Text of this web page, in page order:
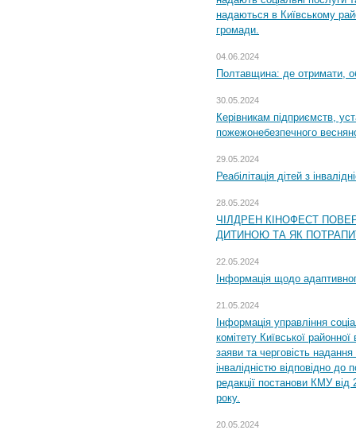
надаються в Київському
громади.
04.06.2024
Полтавщина: де отримати,
30.05.2024
Керівникам підприємств,
пожежонебезпечного
29.05.2024
Реабілітація дітей з
28.05.2024
ЧІЛДРЕН КІНОФЕСТ
ДИТИНОЮ ТА ЯК
22.05.2024
Інформація щодо
21.05.2024
Інформація управління
комітету Київської
заяви та черговість надання
інвалідністю відповідно
редакції постанови КМУ від
року.
20.05.2024